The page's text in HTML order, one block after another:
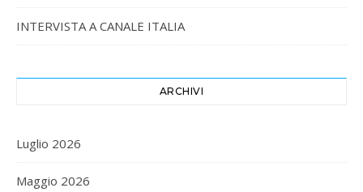
INTERVISTA A CANALE ITALIA
ARCHIVI
Luglio 2026
Maggio 2026